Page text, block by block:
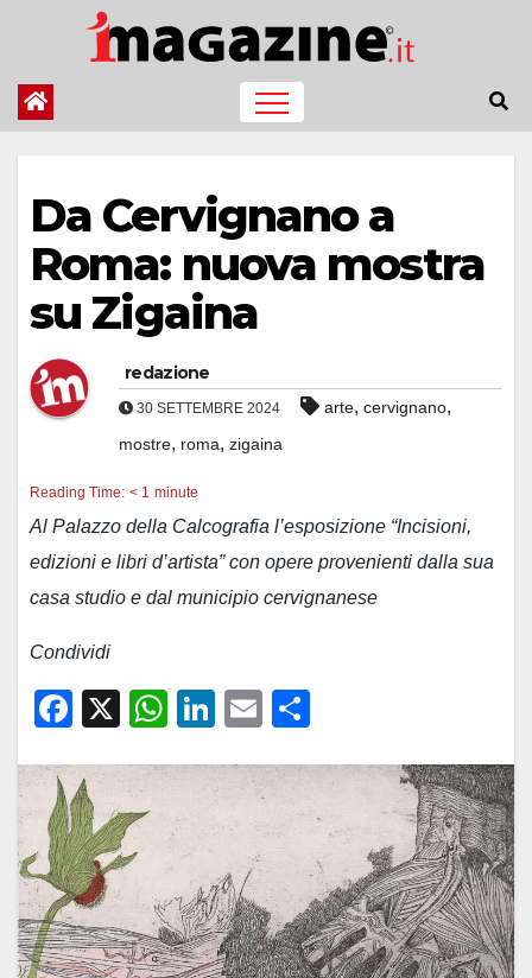
contenuto
Da Cervignano a
Roma: nuova mostra
su Zigaina
redazione
30 SETTEMBRE 2024 arte, cervignano,
mostre, roma, zigaina
Reading Time: < 1 minute
Al Palazzo della Calcografia l’esposizione “Incisioni,
edizioni e libri d’artista” con opere provenienti dalla sua
casa studio e dal municipio cervignanese
Condividi
F
c
e
b
o
o
X
W
at
s
A
p
p
Li
k
e
n
E
ail n
di
vi
di